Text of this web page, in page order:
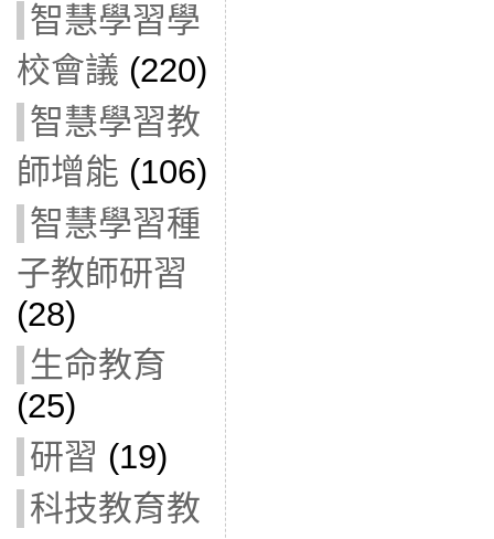
智慧學習學
校會議 (220)
智慧學習教
師增能 (106)
智慧學習種
子教師研習
(28)
生命教育
(25)
研習 (19)
科技教育教